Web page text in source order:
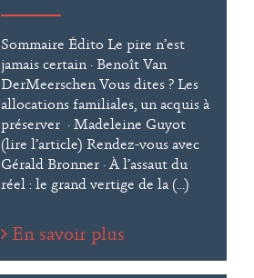
Sommaire Édito Le pire n’est
jamais certain · Benoît Van
DerMeerschen Vous dites ? Les
allocations familiales, un acquis à
préserver · Madeleine Guyot
(lire l’article) Rendez-vous avec
Gérald Bronner · À l’assaut du
réel : le grand vertige de la (...)
En savoir plus